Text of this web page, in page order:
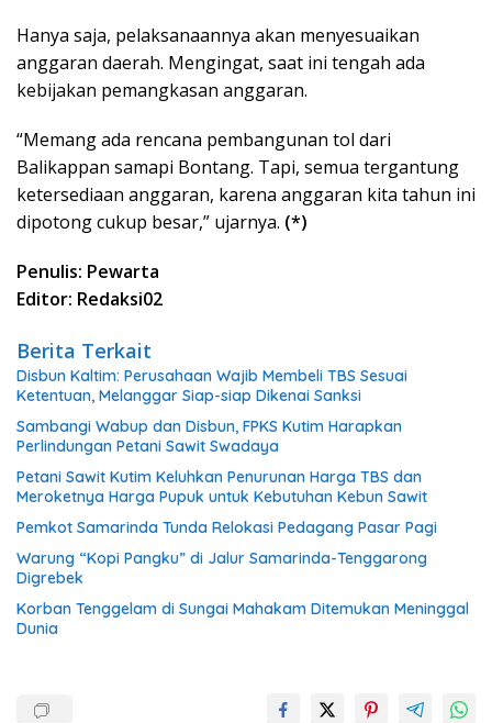
Hanya saja, pelaksanaannya akan menyesuaikan
anggaran daerah. Mengingat, saat ini tengah ada
kebijakan pemangkasan anggaran.
“Memang ada rencana pembangunan tol dari
Balikappan samapi Bontang. Tapi, semua tergantung
ketersediaan anggaran, karena anggaran kita tahun ini
dipotong cukup besar,” ujarnya. (*)
Penulis: Pewarta
Editor: Redaksi02
Berita Terkait
Disbun Kaltim: Perusahaan Wajib Membeli TBS Sesuai
Ketentuan, Melanggar Siap-siap Dikenai Sanksi
Sambangi Wabup dan Disbun, FPKS Kutim Harapkan
Perlindungan Petani Sawit Swadaya
Petani Sawit Kutim Keluhkan Penurunan Harga TBS dan
Meroketnya Harga Pupuk untuk Kebutuhan Kebun Sawit
Pemkot Samarinda Tunda Relokasi Pedagang Pasar Pagi
Warung “Kopi Pangku” di Jalur Samarinda-Tenggarong
Digrebek
Korban Tenggelam di Sungai Mahakam Ditemukan Meninggal
Dunia